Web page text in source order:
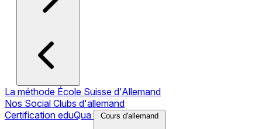
La méthode École Suisse d'Allemand
Nos Social Clubs d'allemand
Certification eduQua
Cours d'allemand